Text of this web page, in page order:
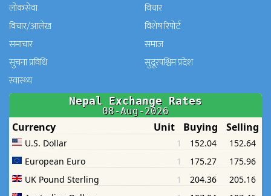
लोकसेवा
विचार
विचार/आलेख
विशेष रिपोर्ट
समाचार
समाज
सुचना प्रविधि
सुदूरपश्चिम प्रदेश
स्वास्थ्य